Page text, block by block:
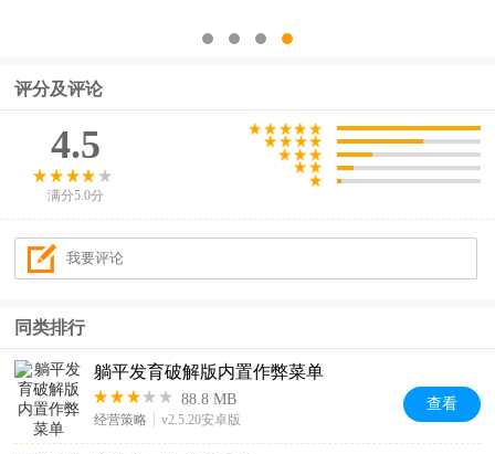
评分及评论
4.5
满分5.0分
同类排行
躺平发育破解版内置作弊菜单
88.8 MB
经营策略 v2.5.20安卓版
查看